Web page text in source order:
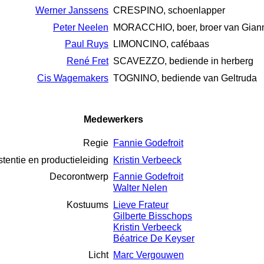
Werner Janssens CRESPINO, schoenlapper
Peter Neelen
MORACCHIO, boer, broer van
Paul Ruys
LIMONCINO, cafébaas
René Fret SCAVEZZO, bediende in herberg
Cis Wagemakers TOGNINO, bediende van Geltruda
Medewerkers
Regie Fannie Godefroit
en productieleiding
Kristin Verbeeck
Decorontwerp Fannie Godefroit
Walter Nelen
Kostuums
Lieve Frateur
Gilberte Bisschops
Kristin Verbeeck
Béatrice De Keyser
Licht Marc Vergouwen